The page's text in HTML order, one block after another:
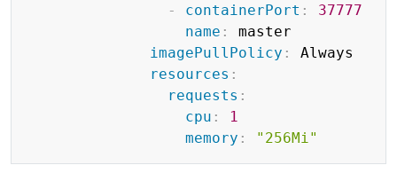
-
containerPort :
37777
name :
master
imagePullPolicy :
Always
resources :
requests :
cpu :
1
memory : "256Mi"